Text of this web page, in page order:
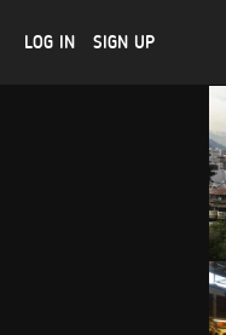
LOG IN SIGN UP